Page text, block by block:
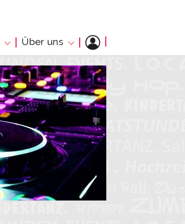
Über uns